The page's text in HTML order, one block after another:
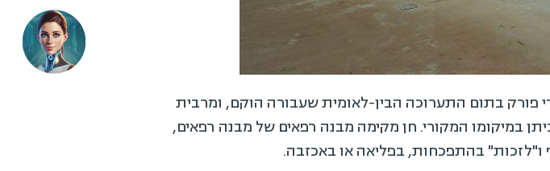
פורק בתום התערוכה הבין-לאומית שעבורה הוקם, ומרבית
במיקומו המקורי. חן מקימה מבנה רפאים של מבנה רפאים,
בהתפכחות, בפליאה או באכזבה.